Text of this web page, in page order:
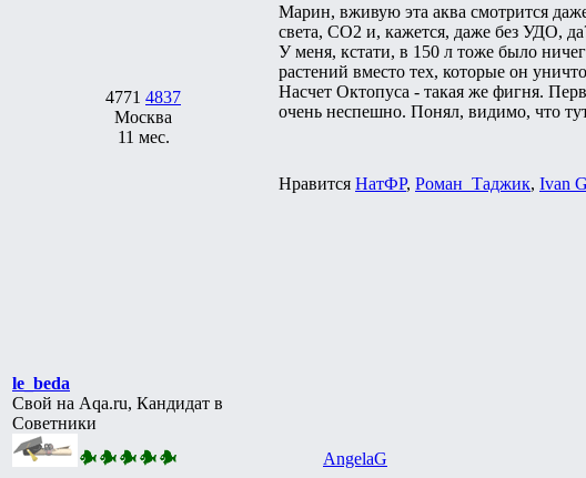
4771 4837
Москва
11 мес.
Марин, вживую эта аква смотрится
света, СО2 и, кажется, даже без УДО,
У меня, кстати, в 150 л тоже было
растений вместо тех, которые он
Насчет Октопуса - такая же фигня.
очень неспешно. Понял, видимо, что
Нравится НатФР, Роман_Таджик, Ivan
le_beda
Свой на Aqa.ru, Кандидат в
Советники
AngelaG